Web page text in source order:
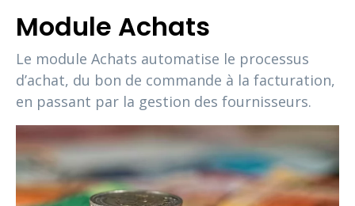
Module Achats
Le module Achats automatise le processus
d’achat, du bon de commande à la facturation,
en passant par la gestion des fournisseurs.